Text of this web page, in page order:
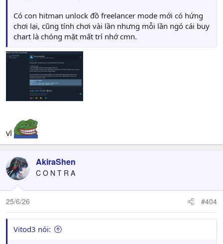
Có con hitman unlock đồ freelancer mode mới có hứng
chơi lại, cũng tính chơi vài lần nhưng mỗi lần ngó cái buy
chart là chóng mặt mất trí nhớ cmn.
vl
AkiraShen
C O N T R A
25/6/26 #404
Vitod3 nói: